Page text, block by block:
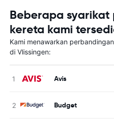
Beberapa syarikat
kereta kami
Kami menawarkan
di Vlissingen:
Avis
Budget